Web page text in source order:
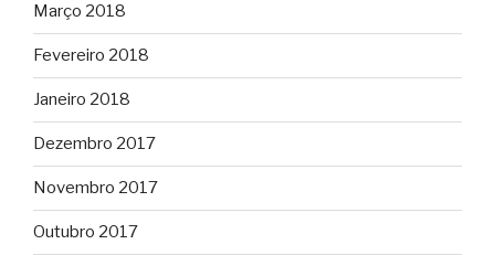
Março 2018
Fevereiro 2018
Janeiro 2018
Dezembro 2017
Novembro 2017
Outubro 2017